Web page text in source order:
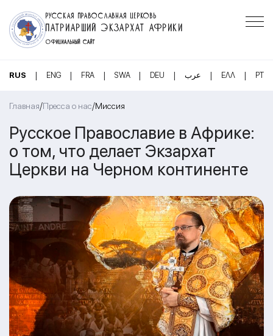
РУССКАЯ ПРАВОСЛАВНАЯ ЦЕРКОВЬ
ПАТРИАРШИЙ ЭКЗАРХАТ АФРИКИ
ОФИЦИАЛЬНЫЙ САЙТ
RUS | ENG | FRA | SWA | DEU | عرب | ΕΛΛ | PT
Главная/Пресса о нас/Миссия
Русское Православие в Африке:
о том, что делает Экзархат
Церкви на Черном континенте